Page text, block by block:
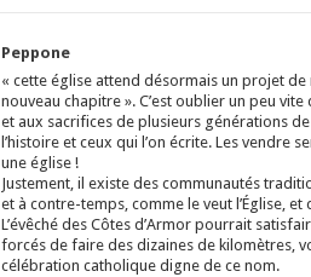
Peppone
« cette église attend désormais un projet
nouveau chapitre ». C’est oublier un peu
et aux sacrifices de plusieurs générations
l’histoire et ceux qui l’on écrite. Les vendre
une église !
Justement, il existe des communautés
et à contre-temps, comme le veut l’Église,
L’évêché des Côtes d’Armor pourrait
forcés de faire des dizaines de kilomètres,
célébration catholique digne de ce nom.